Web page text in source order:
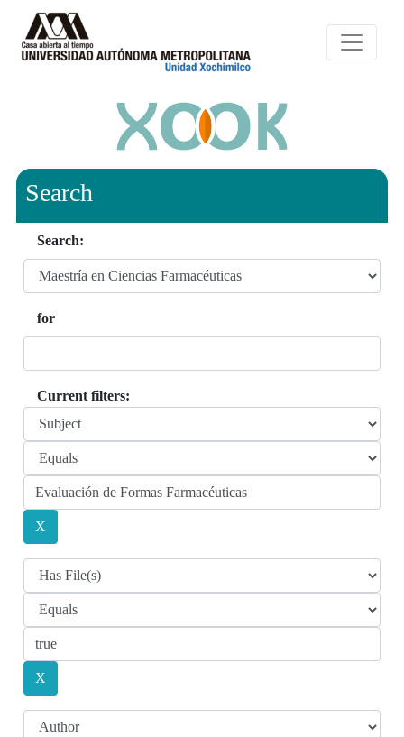
Search
Search:
for
Current filters: